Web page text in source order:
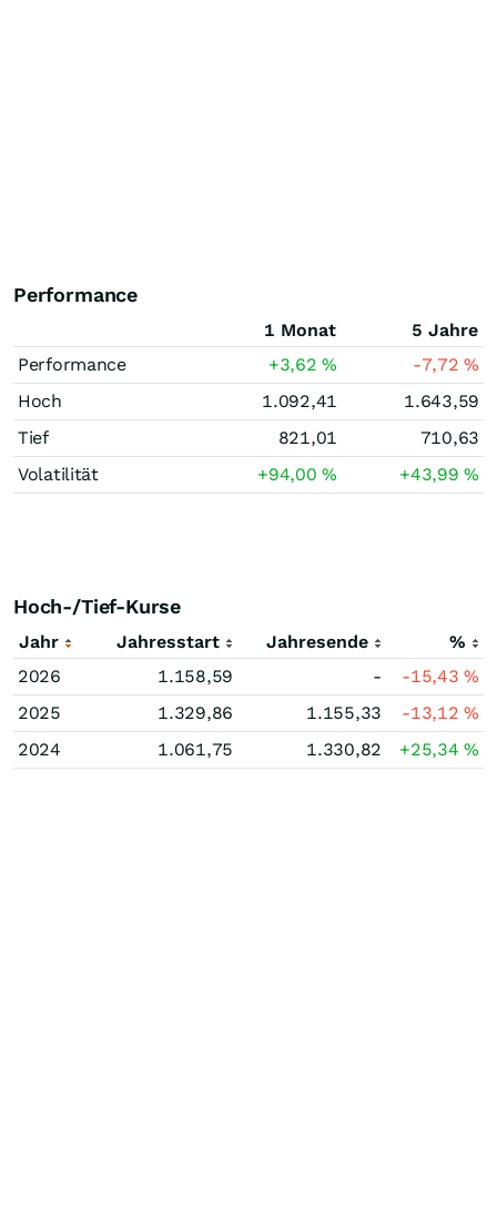
Performance
1 Monat
5 Jahre
Performance
+3,62% -7,72%
Hoch
1.092,41
1.643,59
Tief
821,01
710,63
Volatilität
+94,00% +43,99%
Hoch-/Tief-Kurse
Jahr Jahresstart Jahresende
%
2026
1.158,59 - -15,43%
2025
1.329,86 1.155,33 -13,12%
2024
1.061,75 1.330,82 +25,34%